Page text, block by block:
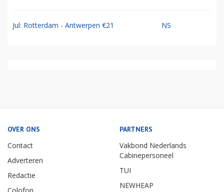
Jul: Rotterdam - Antwerpen €21 NS
OVER ONS
Contact
Adverteren
Redactie
PARTNERS
Vakbond Nederlands
Cabinepersoneel
TUI
NEWHEAP